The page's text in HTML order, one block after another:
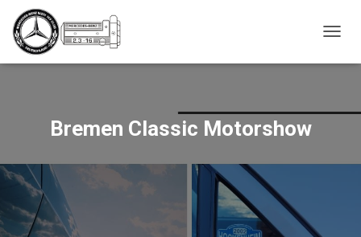
_script');
Bremen Classic Motorshow